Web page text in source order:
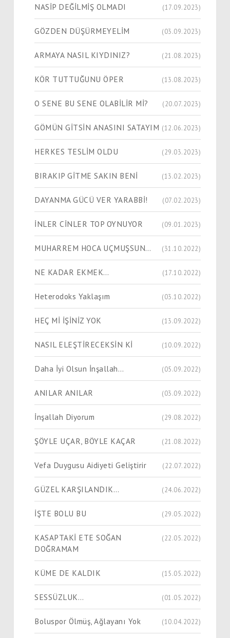
NASİP DEĞİLMİŞ OLMADI (17.09.2023)
GÖZDEN DÜŞÜRMEYELİM (03.09.2023)
ARMAYA NASIL KIYDINIZ? (21.08.2023)
KÖR TUTTUĞUNU ÖPER (13.08.2023)
O SENE BU SENE OLABİLİR Mİ? (20.07.2023)
GÖMÜN GİTSİN ANASINI SATAYIM (12.06.2023)
HERKES TESLİM OLDU (29.03.2023)
BIRAKIP GİTME SAKIN BENİ (13.02.2023)
DAYANMA GÜCÜ VER YARABBİ! (07.02.2023)
İNLER CİNLER TOP OYNUYOR (09.01.2023)
MUHARREM HOCA UÇMUŞSUN… (31.10.2022)
NE KADAR EKMEK… (17.10.2022)
Heterodoks Yaklaşım (03.10.2022)
HEÇ Mİ İŞİNİZ YOK (13.09.2022)
NASIL ELEŞTİRECEKSİN Kİ (10.09.2022)
Daha İyi Olsun İnşallah… (05.09.2022)
ANILAR ANILAR (03.09.2022)
İnşallah Diyorum (29.08.2022)
ŞÖYLE UÇAR, BÖYLE KAÇAR (21.08.2022)
Vefa Duygusu Aidiyeti Geliştirir (22.07.2022)
GÜZEL KARŞILANDIK… (24.06.2022)
İŞTE BOLU BU (29.05.2022)
KASAPTAKİ ETE SOĞAN
DOĞRAMAM
(22.05.2022)
KÜME DE KALDIK (15.05.2022)
SESSÜZLUK… (01.05.2022)
Boluspor Ölmüş, Ağlayanı Yok (10.04.2022)